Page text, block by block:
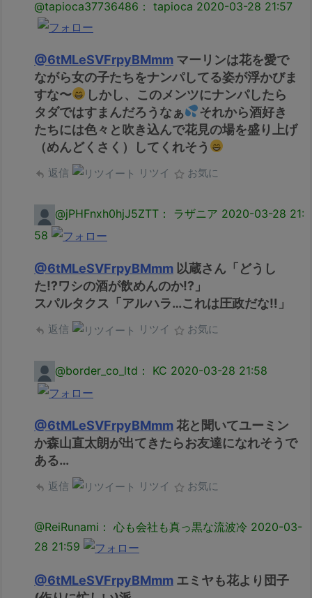
@tapioca37736486： tapioca 2020-03-28 21:57
@6tMLeSVFrpyBMmm マーリンは花を愛で
ながら女の子たちをナンパしてる姿が浮かびま
すな〜
しかし、このメンツにナンパしたら
タダではすまんだろうなぁ
それから酒好き
たちには色々と吹き込んで花見の場を盛り上げ
（めんどくさく）してくれそう
返信 リツイ お気に
@jPHFnxh0hjJ5ZTT： ラザニア 2020-03-28 21:
58
@6tMLeSVFrpyBMmm 以蔵さん「どうし
た⁉︎ワシの酒が飲めんのか⁉︎」
スパルタクス「アルハラ…これは圧政だな‼︎」
返信 リツイ お気に
@border_co_ltd： KC 2020-03-28 21:58
@6tMLeSVFrpyBMmm花と聞いてユーミン
か森山直太朗が出てきたらお友達になれそうで
ある…
返信 リツイ お気に
@ReiRunami： 心も会社も真っ黒な流波冷 2020-03-
28 21:59
@6tMLeSVFrpyBMmm エミヤも花より団子